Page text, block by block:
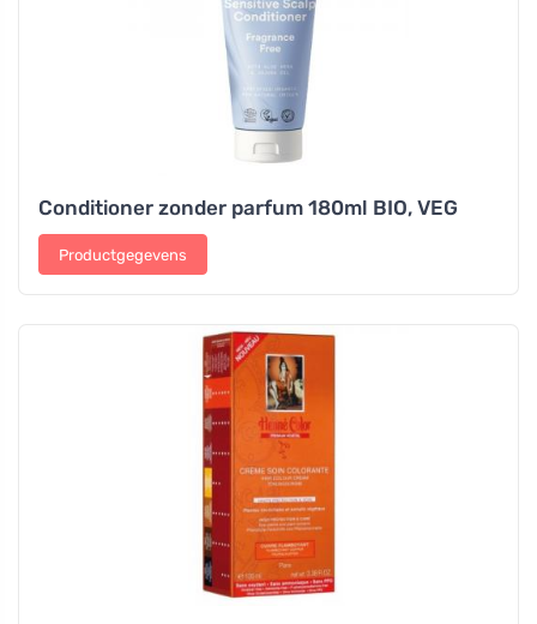
Conditioner zonder parfum 180ml BIO, VEG
Productgegevens